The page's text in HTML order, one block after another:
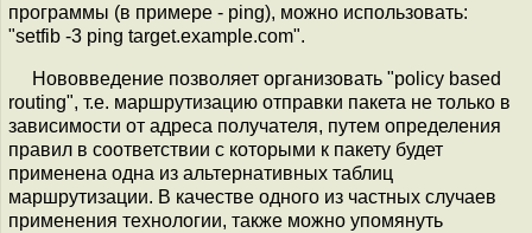
программы (в примере - ping), можно использовать:
"setfib -3 ping target.example.com".
Нововведение позволяет организовать "policy based
routing", т.е. маршрутизацию отправки пакета не только в
зависимости от адреса получателя, путем определения
правил в соответствии с которыми к пакету будет
применена одна из альтернативных таблиц
маршрутизации. В качестве одного из частных случаев
применения технологии, также можно упомянуть